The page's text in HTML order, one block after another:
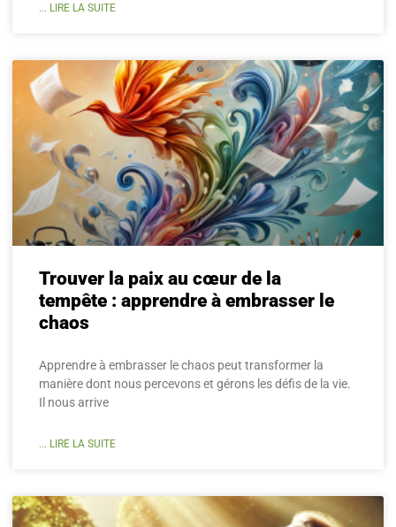
... LIRE LA SUITE
Trouver la paix au cœur de la
tempête : apprendre à embrasser le
chaos
Apprendre à embrasser le chaos peut transformer la
manière dont nous percevons et gérons les défis de la vie.
Il nous arrive
... LIRE LA SUITE